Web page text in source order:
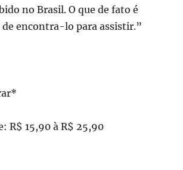
no Brasil. O que de fato é
encontra-lo para assistir.”
R$ 15,90 à R$ 25,90